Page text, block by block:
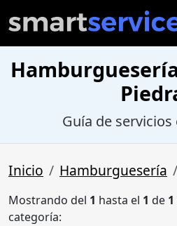
Guía de
Inicio Hamburguesería
Mostrando del 1 hasta el 1 de 1
categoría: